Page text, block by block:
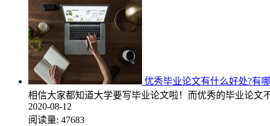
优秀毕业论文有什么好处?有哪
相信大家都知道大学要写毕业论文啦！而优秀的毕业论
2020-08-12
阅读量: 47683